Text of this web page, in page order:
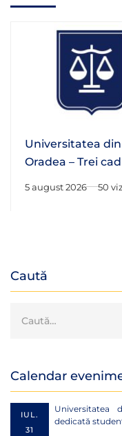
Universitatea din
Oradea – Trei
Științe Penale
5 august 2026 50
Caută
Calendar
IUL.
31
Universitatea
dedicată